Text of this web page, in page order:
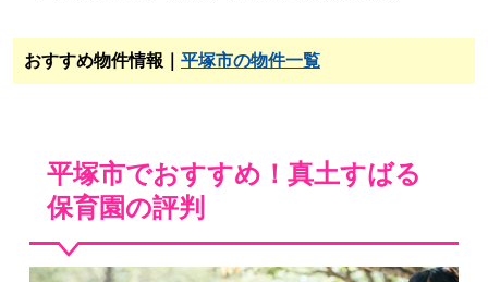
おすすめ物件情報｜ 平塚市の物件一覧
平塚市でおすすめ！真土すばる
保育園の評判